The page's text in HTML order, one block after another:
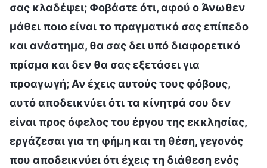
σας κλαδέψει; Φοβάστε ότι, αφού ο Άνωθεν
μάθει ποιο είναι το πραγματικό σας επίπεδο
και ανάστημα, θα σας δει υπό διαφορετικό
πρίσμα και δεν θα σας εξετάσει για
προαγωγή; Αν έχεις αυτούς τους φόβους,
αυτό αποδεικνύει ότι τα κίνητρά σου δεν
είναι προς όφελος του έργου της εκκλησίας,
εργάζεσαι για τη φήμη και τη θέση, γεγονός
που αποδεικνύει ότι έχεις τη διάθεση ενός